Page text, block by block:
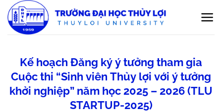
qua
nội
Kế hoạch Đăng ký ý tưởng tham gia
Cuộc thi “Sinh viên Thủy lợi với ý tưởng
khởi nghiệp” năm học 2025 – 2026 (TLU
STARTUP-2025)